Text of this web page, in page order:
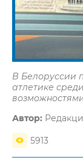
В Белоруссии
атлетике
Автор:
5913